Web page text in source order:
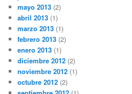
mayo 2013 (2)
abril 2013 (1)
marzo 2013 (1)
febrero 2013 (2)
enero 2013 (1)
diciembre 2012 (2)
noviembre 2012 (1)
octubre 2012 (2)